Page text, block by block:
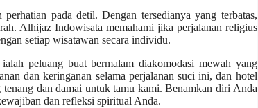
pada detil. Dengan tersedianya yang terbatas,
Alhijaz Indowisata memahami jika perjalanan religius
setiap wisatawan secara individu.
peluang buat bermalam diakomodasi mewah yang
dan keringanan selama perjalanan suci ini, dan hotel
dan damai untuk tamu kami. Benamkan diri Anda
dan refleksi spiritual Anda.